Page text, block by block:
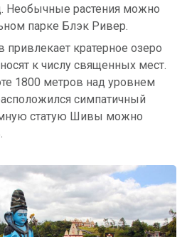
Необычные растения можно
парке Блэк Ривер.
кратерное озеро
к числу священных мест.
1800 метров над уровнем
симпатичный
статую Шивы можно